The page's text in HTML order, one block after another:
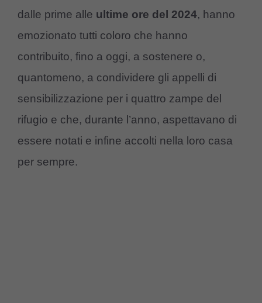
dalle prime alle ultime ore del 2024, hanno
emozionato tutti coloro che hanno
contribuito, fino a oggi, a sostenere o,
quantomeno, a condividere gli appelli di
sensibilizzazione per i quattro zampe del
rifugio e che, durante l’anno, aspettavano di
essere notati e infine accolti nella loro casa
per sempre.